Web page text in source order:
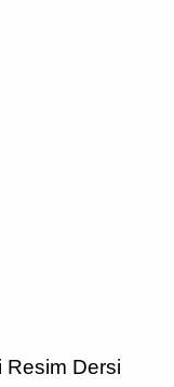
Resim Dersi